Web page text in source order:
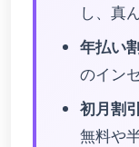
し、真
年払い
のイン
初月割
無料や